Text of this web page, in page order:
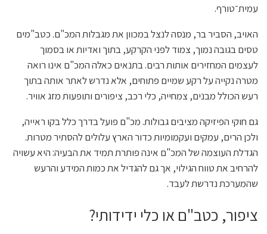
עמית־טורף.
האויב, הסביר בר, מנסה לנצל במכוון את מגבלות המכ"ם. כטב"מים
טסים בגובה נמוך, צמוד לפני הקרקע, בתוך ואדיות או בסמוך
לעצמים המחזירים אותות רבים. בתנאים כאלה המכ"ם אינו רואה
מטרה נקייה על רקע שמיים פתוחים, אלא נדרש לאתר אותה בתוך
רעש הכולל מבנים, צמחייה, כלי רכב, ציפורים ותופעות מזג אוויר.
גם חוקי הפיזיקה מציבים גבולות. מכ"ם פועל בדרך כלל בקו ראייה,
ולכן הרים, עמקים ועקמומיות כדור הארץ עלולים להסתיר מטרות.
הגדלת העוצמה של המכ"ם אינה פותרת תמיד את הבעיה: היא עשויה
להרחיב את טווח הגילוי, אך גם להגדיל את כמות המידע והרעש
שהמערכת נדרשת לעבד.
ציפור, כטב"ם או כלי ידידותי?